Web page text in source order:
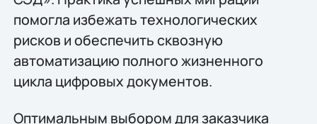
помогла избежать технологических
рисков и обеспечить сквозную
автоматизацию полного жизненного
цикла цифровых документов.
Оптимальным выбором для заказчика